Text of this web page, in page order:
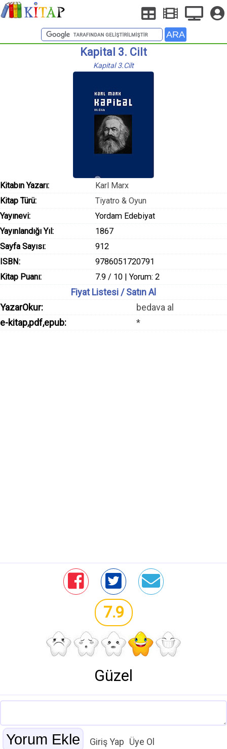
Kapital 3. Cilt
Kapital 3.Cilt
Kitabın Yazarı:
Karl Marx
Kitap Türü:
Tiyatro & Oyun
Yayınevi:
Yordam Edebiyat
Yayınlandığı Yıl:
1867
Sayfa Sayısı:
912
ISBN:
9786051720791
Kitap Puanı:
7.9 / 10 | Yorum: 2
Fiyat Listesi / Satın Al
YazarOkur:
bedava al
e-kitap,pdf,epub:
*
7.9
Güzel
Giriş Yap Üye Ol